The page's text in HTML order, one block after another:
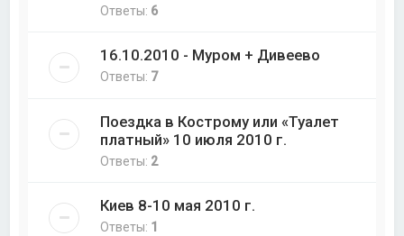
Ответы: 6
16.10.2010 - Муром + Дивеево
Ответы: 7
Поездка в Кострому или «Туалет
платный» 10 июля 2010 г.
Ответы: 2
Киев 8-10 мая 2010 г.
Ответы: 1